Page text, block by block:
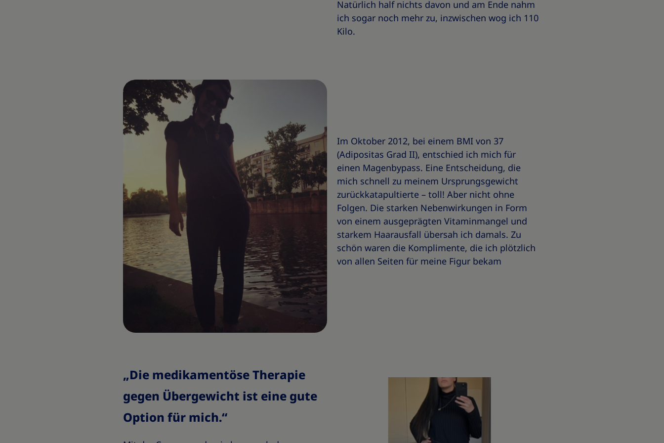
Natürlich half nichts davon und am Ende nahm
ich sogar noch mehr zu, inzwischen wog ich 110
Kilo.
Im Oktober 2012, bei einem BMI von 37
(Adipositas Grad II), entschied ich mich für
einen Magenbypass. Eine Entscheidung, die
mich schnell zu meinem Ursprungsgewicht
zurückkatapultierte – toll! Aber nicht ohne
Folgen. Die starken Nebenwirkungen in Form
von einem ausgeprägten Vitaminmangel und
starkem Haarausfall übersah ich damals. Zu
schön waren die Komplimente, die ich plötzlich
von allen Seiten für meine Figur bekam
„Die medikamentöse Therapie
gegen Übergewicht ist eine gute
Option für mich.“